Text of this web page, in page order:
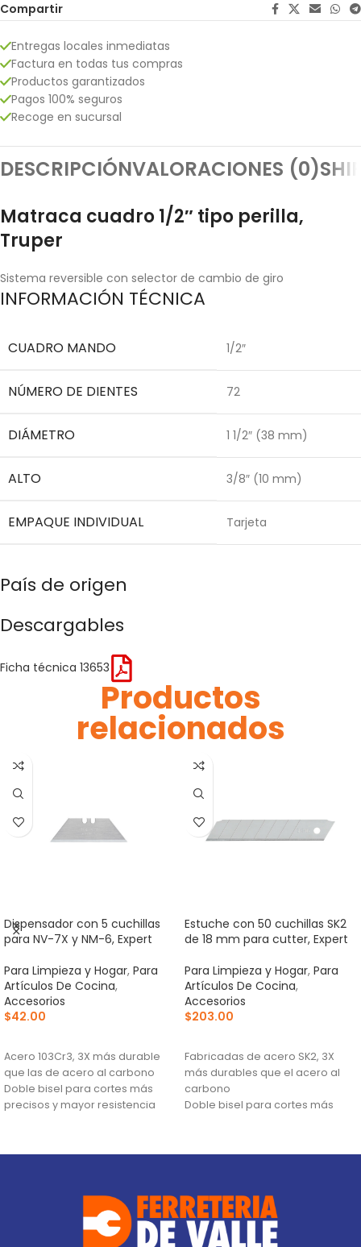
Compartir
Entregas locales inmediatas
Factura en todas tus compras
Productos garantizados
Pagos 100% seguros
Recoge en sucursal
DESCRIPCIÓNVALORACIONES (0)
Matraca cuadro 1/2″ tipo perilla,
Truper
Sistema reversible con selector de cambio de giro
INFORMACIÓN TÉCNICA
CUADRO MANDO 1/2″
NÚMERO DE DIENTES 72
DIÁMETRO 1 1/2″ (38 mm)
ALTO 3/8″ (10 mm)
EMPAQUE INDIVIDUAL Tarjeta
País de origen
Descargables
Ficha técnica 13653
Productos
relacionados
Dispensador con 5 cuchillas
para NV-7X y NM-6, Expert
Para Limpieza y Hogar, Para
Artículos De Cocina,
Accesorios
$42.00
Acero 103Cr3, 3X más durable
que las de acero al carbono
Doble bisel para cortes más
precisos y mayor resistencia
Estuche con 50 cuchillas SK2
de 18 mm para cutter, Expert
Para Limpieza y Hogar, Para
Artículos De Cocina,
Accesorios
$203.00
Fabricadas de acero SK2, 3X
más durables que el acero al
carbono
Doble bisel para cortes más